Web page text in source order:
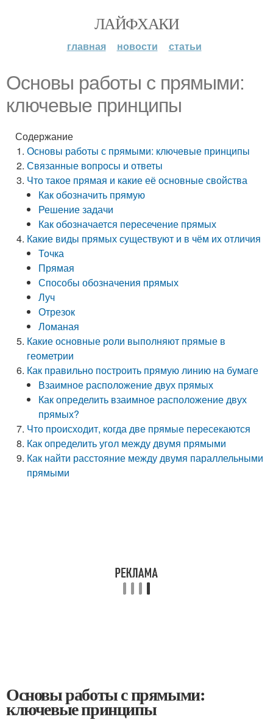
ЛАЙФХАКИ
главная новости статьи
Основы работы с прямыми:
ключевые принципы
Содержание
Основы работы с прямыми: ключевые принципы
Связанные вопросы и ответы
Что такое прямая и какие её основные свойства
Как обозначить прямую
Решение задачи
Как обозначается пересечение прямых
Какие виды прямых существуют и в чём их отличия
Точка
Прямая
Способы обозначения прямых
Луч
Отрезок
Ломаная
Какие основные роли выполняют прямые в
геометрии
Как правильно построить прямую линию на бумаге
Взаимное расположение двух прямых
Как определить взаимное расположение двух
прямых?
Что происходит, когда две прямые пересекаются
Как определить угол между двумя прямыми
Как найти расстояние между двумя параллельными
прямыми
Основы работы с прямыми:
ключевые принципы